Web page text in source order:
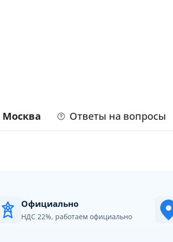
Москва Ответы на вопросы
Официально
НДС 22%, работаем официально